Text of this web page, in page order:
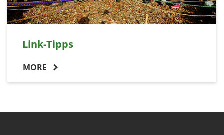
Link-Tipps
MORE